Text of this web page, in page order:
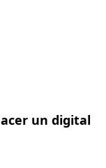
un digital